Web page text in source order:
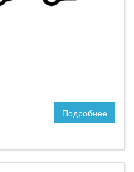
Подробнее